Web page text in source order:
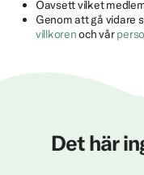
Oavsett vilket
Genom att gå vidare
villkorenoch vår
Det här